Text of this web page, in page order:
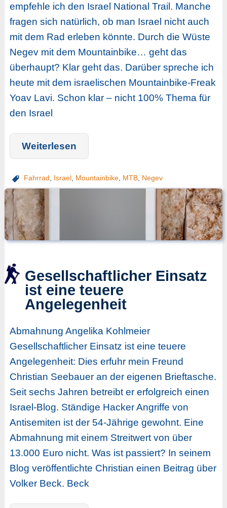
empfehle ich den Israel National Trail. Manche
fragen sich natürlich, ob man Israel nicht auch
mit dem Rad erleben könnte. Durch die Wüste
Negev mit dem Mountainbike… geht das
überhaupt? Klar geht das. Darüber spreche ich
heute mit dem israelischen Mountainbike-Freak
Yoav Lavi. Schon klar – nicht 100% Thema für
den Israel
Weiterlesen
Fahrrad Israel, Mountainbike, MTB, Negev
Gesellschaftlicher Einsatz
ist eine teuere
Angelegenheit
Abmahnung Angelika Kohlmeier
Gesellschaftlicher Einsatz ist eine teuere
Angelegenheit: Dies erfuhr mein Freund
Christian Seebauer an der eigenen Brieftasche.
Seit sechs Jahren betreibt er erfolgreich einen
Israel-Blog. Ständige Hacker Angriffe von
Antisemiten ist der 54-Jährige gewohnt. Eine
Abmahnung mit einem Streitwert von über
13.000 Euro nicht. Was ist passiert? In seinem
Blog veröffentlichte Christian einen Beitrag über
Volker Beck. Beck